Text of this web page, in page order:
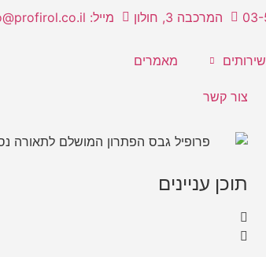
המרכבה 3, חולון מייל: info@profirol.co.il
שירותים מאמרים
צור קשר
תוכן עניינים